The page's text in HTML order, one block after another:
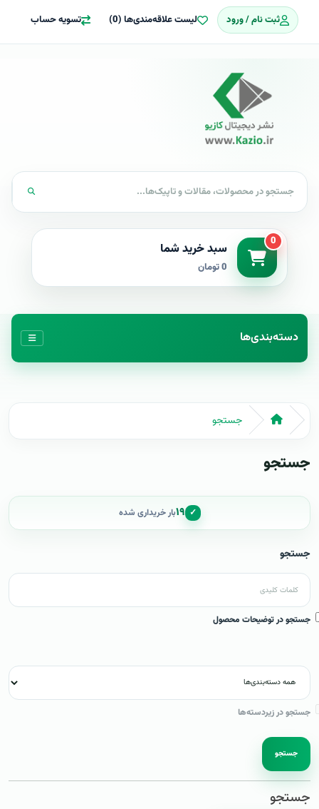
ثبت نام / ورود لیست علاقه‌مندی‌ها (0) تسویه حساب
0 سبد خرید شما
0 تومان
دسته‌بندی‌ها
جستجو
جستجو
✓ ۱۹بار خریداری شده
جستجو
جستجو در توضیحات محصول
جستجو در زیردسته‌ها
جستجو
جستجو